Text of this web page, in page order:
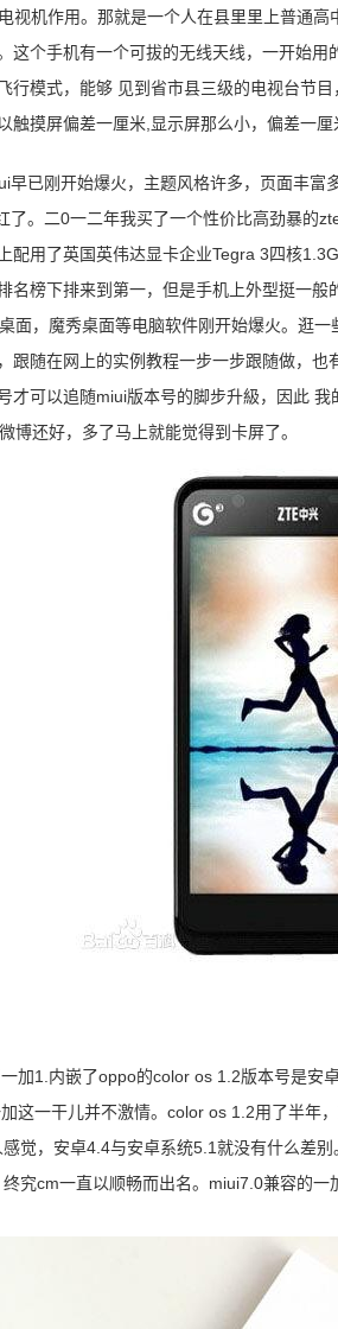
视机作用。那就是一个人在县里里上普通
这个手机有一个可拔的无线天线，一开始
行模式，能够 见到省市县三级的电视台节
触摸屏偏差一厘米,显示屏那么小，偏差一厘
早已刚开始爆火，主题风格许多，页面丰
了。二0一二年我买了一个性价比高劲暴的
配用了英国英伟达显卡企业Tegra 3四核
名榜下排来到第一，但是手机上外型挺一
面，魔秀桌面等电脑软件刚开始爆火。逛
跟随在网上的实例教程一步一步跟随做，
才可以追随miui版本号的脚步升級，因此
博还好，多了马上就能觉得到卡屏了。
加1.内嵌了oppo的color os 1.2版本号是安
这一干儿并不激情。color os 1.2用了半年
觉，安卓4.4与安卓系统5.1就没有什么差
究cm一直以顺畅而出名。miui7.0兼容的